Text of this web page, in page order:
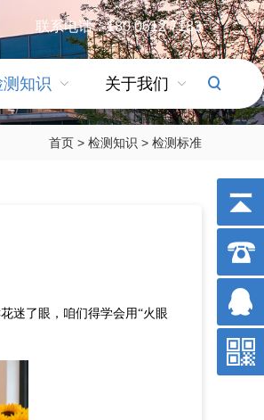
联系电话：180 0612 7183
测知识 关于我们
首页 > 检测知识 > 检测标准
迷了眼，咱们得学会用“火眼